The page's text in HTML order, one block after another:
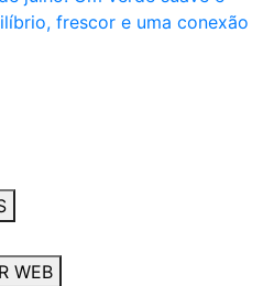
frescor e uma conexão
WEB